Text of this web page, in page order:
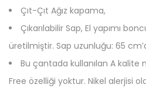
Çıt-Çıt Ağız kapama,
Çıkarılabilir Sap, El yapımı
üretilmiştir. Sap uzunluğu: 65
Bu çantada kullanılan A kalite
Free özelliği yoktur. Nikel alerjisi